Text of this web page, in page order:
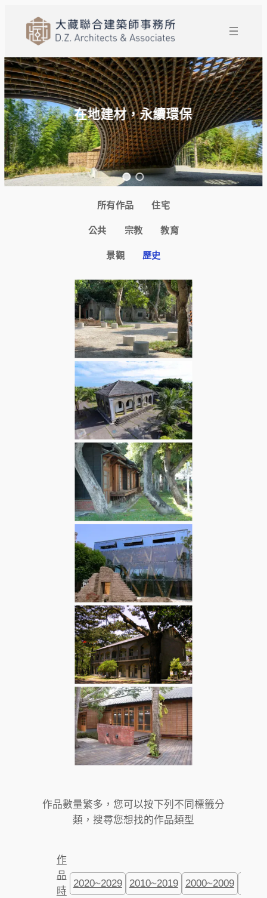
要
內
容
在地建材，永續環保
所有作品 住宅
公共 宗教 教育
景觀 歷史
作品數量繁多，您可以按下列不同標籤分
類，搜尋您想找的作品類型
作
品
時
2020~2029 2010~2019 2000~2009